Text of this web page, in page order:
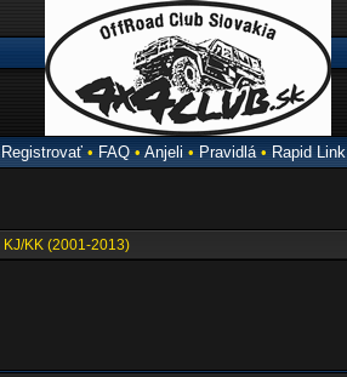
Registrovať• FAQ• Anjeli • Pravidlá• Rapid Link
KJ/KK (2001-2013)